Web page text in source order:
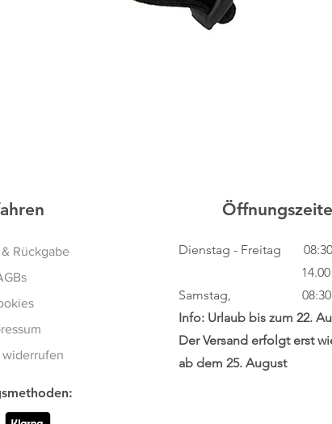
Rückgabe
Dienstag - Freitag
14.00 -
Samstag, 08:30 -
Info: Urlaub bis zum 22.
Der Versand erfolgt erst
ab dem 25. August